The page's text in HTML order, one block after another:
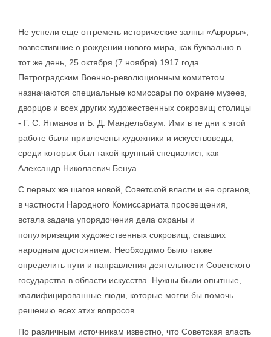
Не успели еще отгреметь исторические залпы «Авроры»,
возвестившие о рождении нового мира, как буквально в
тот же день, 25 октября (7 ноября) 1917 года
Петроградским Военно-революционным комитетом
назначаются специальные комиссары по охране музеев,
дворцов и всех других художественных сокровищ столицы
- Г. С. Ятманов и Б. Д. Мандельбаум. Ими в те дни к этой
работе были привлечены художники и искусствоведы,
среди которых был такой крупный специалист, как
Александр Николаевич Бенуа.
С первых же шагов новой, Советской власти и ее органов,
в частности Народного Комиссариата просвещения,
встала задача упорядочения дела охраны и
популяризации художественных сокровищ, ставших
народным достоянием. Необходимо было также
определить пути и направления деятельности Советского
государства в области искусства. Нужны были опытные,
квалифицированные люди, которые могли бы помочь
решению всех этих вопросов.
По различным источникам известно, что Советская власть